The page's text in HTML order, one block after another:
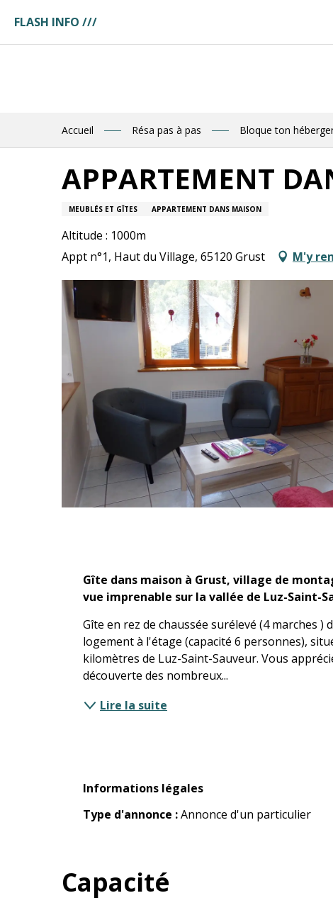
contenu
FLASH INFO ///
Accueil Résa pas à pas Bloque ton
APPARTEMENT
MEUBLÉS ET GÎTES APPARTEMENT DANS MAISON
Altitude : 1000m
Appt n°1, Haut du Village, 65120 Grust
M'y
Description
Gîte dans maison à Grust, village de
vue imprenable sur la vallée de Luz-Saint-
Gîte en rez de chaussée surélevé (4 marches
logement à l'étage (capacité 6 personnes),
kilomètres de Luz-Saint-Sauveur. Vous
découverte des nombreux...
Lire la suite
Informations légales
Informations légales
Type d'annonce :Annonce d'un particulier
Capacité